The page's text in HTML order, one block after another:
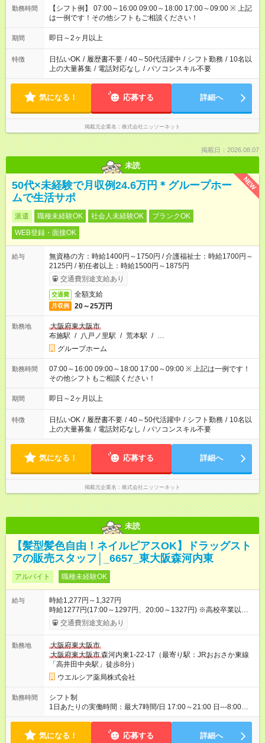
勤務時間
【シフト例】 07:00～16:00 09:00～18:00 17:00～09:00 ※ 上記
は一例です！その他シフトもご相談ください！
期間 即日～2ヶ月以上
特徴 日払いOK / 履歴書不要 / 40～50代活躍中 / シフト勤務 / 10名以
上の大量募集 / 電話対応なし / パソコンスキル不要
気になる！ 応募する 詳細へ
掲載元企業名 株式会社ニッソーネット
掲載日：2026.08.07
未読
NEW
50代×未経験で月収例24.6万円＊グループホー
ムで生活サポ
派遣 職種未経験OK 社会人未経験OK
ブランクOK
WEB登録・面接OK
給与
無資格の方：時給1400円～1750円 / 介護福祉士：時給1700円～
2125円 / 初任者以上：時給1500円～1875円
交通費別途支給あり
交通費 全額支給
月収例 20～25万円
勤務地
大阪府東大阪市
布施駅 / 八戸ノ里駅 / 荒本駅 / …
グループホーム
勤務時間
07:00～16:00 09:00～18:00 17:00～09:00 ※ 上記は一例です！
その他シフトもご相談ください！
期間 即日～2ヶ月以上
特徴 日払いOK / 履歴書不要 / 40～50代活躍中 / シフト勤務 / 10名以
上の大量募集 / 電話対応なし / パソコンスキル不要
気になる！ 応募する 詳細へ
掲載元企業名 株式会社ニッソーネット
未読
【髪型髪色自由！ネイルピアスOK】ドラッグスト
アの販売スタッフ│_6657_東大阪森河内東
アルバイト 職種未経験OK
給与
時給1,277円～1,327円
時給1277円(17:00～1297円、20:00～1327円) ※高校卒業以上
昇格に応じて＋20～200円昇給あり （大学生は＋20円まで） ※
高校生は対象外 試用期間あり：入社日から3ヶ月間／本採用と待
さ：3ヶ月 雇用形態、給与は本採用時と同じです。
交通費別途支給あり
勤務地
大阪府東大阪市
大阪府東大阪市森河内東1-22-17（最寄り駅：JRおおさか東線
「高井田中央駅」徒歩8分）
ウエルシア薬局株式会社
勤務時間
シフト制
1日あたりの実働時間：最大7時間/日 17:00～21:00 日---8:00～
17:00 ☆週3日の勤務 17:00～21:00 日---12:00～21:00 ☆週3日の
気になる！ 応募する 詳細へ